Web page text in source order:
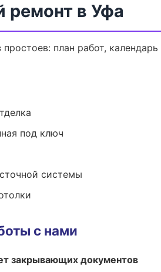
ремонт в Уфа
план работ,
под ключ
системы
с нами
закрывающих документов